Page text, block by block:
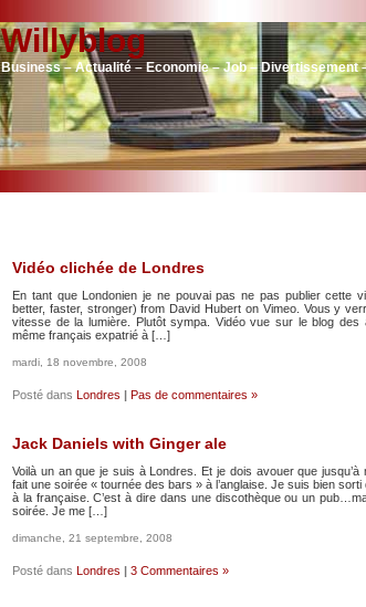
Willyblog
Business – Actualité – Economie – Job – Divertissement
Vidéo clichée de Londres
En tant que Londonien je ne pouvai pas ne pas publier cette
better, faster, stronger) from David Hubert on Vimeo. Vous y
vitesse de la lumière. Plutôt sympa. Vidéo vue sur le blog des
même français expatrié à […]
mardi, 18 novembre, 2008
Posté dans Londres | Pas de commentaires »
Jack Daniels with Ginger ale
Voilà un an que je suis à Londres. Et je dois avouer que jusqu’à
fait une soirée « tournée des bars » à l’anglaise. Je suis bien sorti
à la française. C’est à dire dans une discothèque ou un
soirée. Je me […]
dimanche, 21 septembre, 2008
Posté dans Londres | 3 Commentaires »